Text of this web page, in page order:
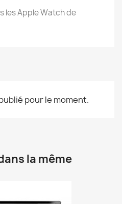
les Apple Watch de
pour le moment.
la même